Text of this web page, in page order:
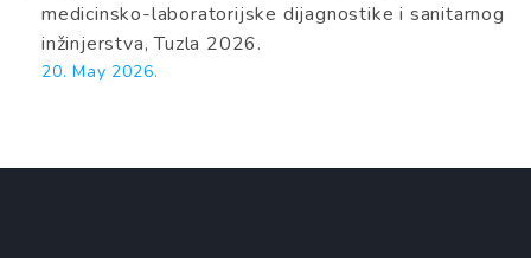
medicinsko-laboratorijske dijagnostike i sanitarnog
inžinjerstva, Tuzla 2026.
20. May 2026.